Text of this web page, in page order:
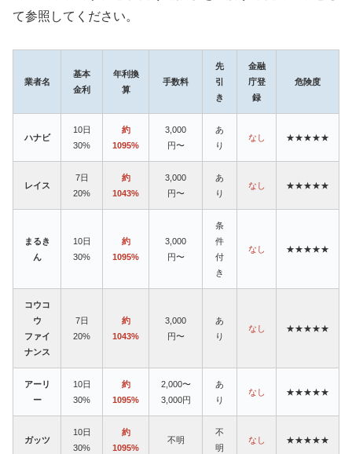
て参照してください。
業者名
基本
金利
年利換
算
手数料
先
引
き
金融
庁登
録
危険度
ハナビ
10日
30%
約
1095%
3,000
円〜
あ
り
なし ★★★★★
レイス
7日
20%
約
1043%
3,000
円〜
あ
り
なし ★★★★★
まるき
ん
10日
30%
約
1095%
3,000
円〜
条
件
付
き
なし ★★★★★
コウコ
ウ
ファイ
ナンス
7日
20%
約
1043%
3,000
円〜
あ
り
なし ★★★★★
アーリ
ー
10日
30%
約
1095%
2,000〜
3,000円
あ
り
なし ★★★★★
ガッツ
10日
30%
約
1095%
不明
不
明
なし ★★★★★